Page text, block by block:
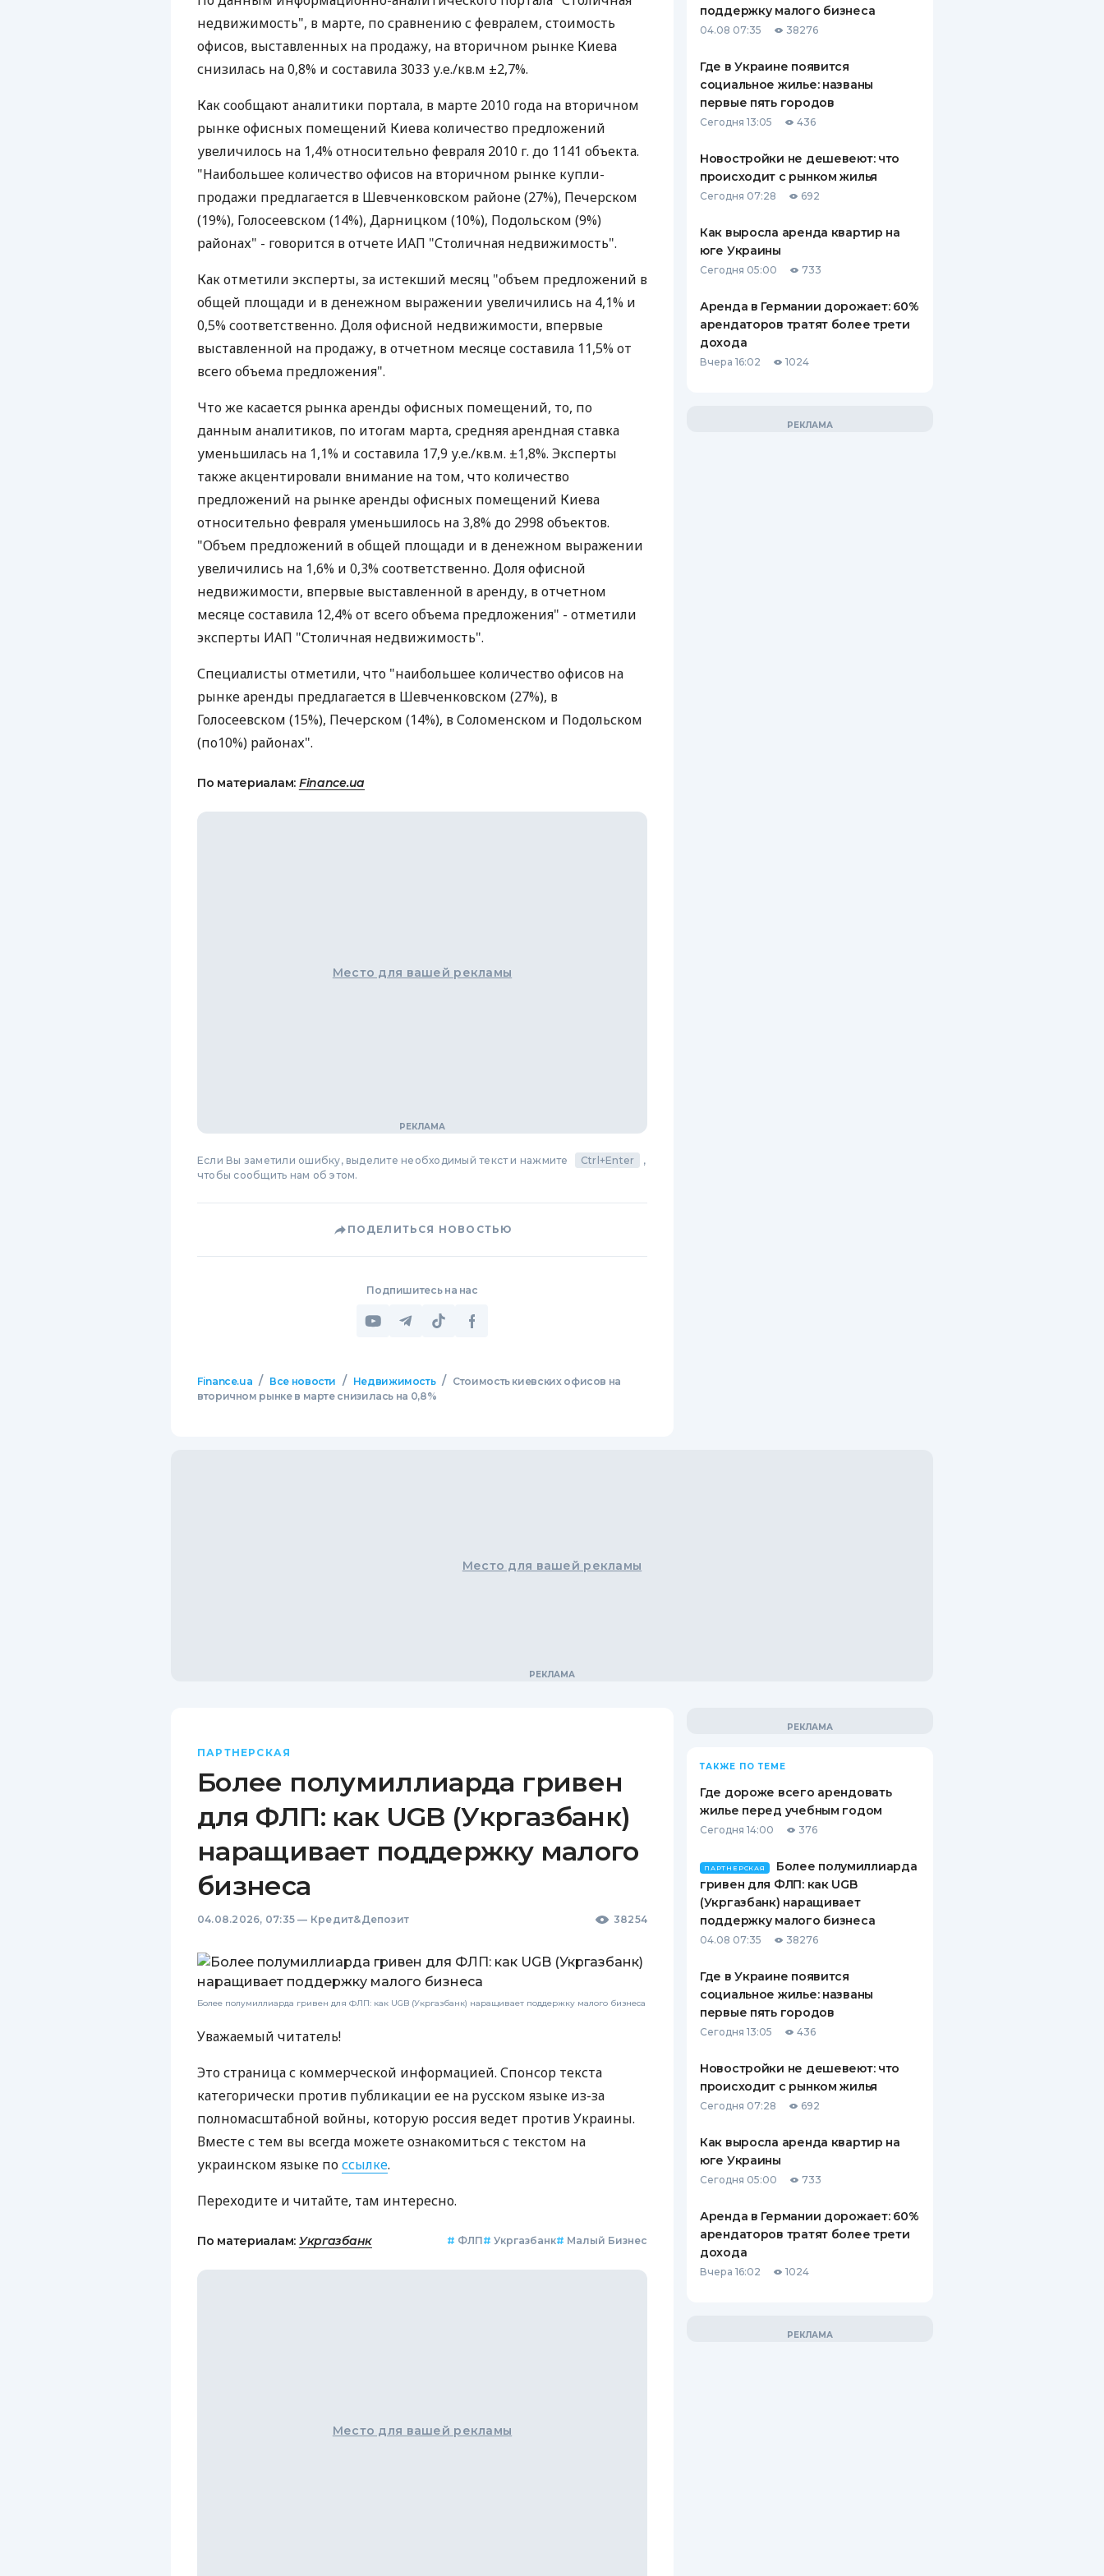
ЕЖЕМЕСЯЧНЫЙ ОБЗОР
КЕШБЭКА
ПУТЕВОДИТЕЛИ ПО
ВСЕ СТРАХОВЫЕ ПОЛИСЫ
СТРАХОВЫЕ КОМПАНИИ
КОМПАНИЯХ
недвижимость", в марте, по сравнению с февралем, стоимость
офисов, выставленных на продажу, на вторичном рынке Киева
снизилась на 0,8% и составила 3033 у.е./кв.м ±2,7%.
Как сообщают аналитики портала, в марте 2010 года на вторичном
рынке офисных помещений Киева количество предложений
увеличилось на 1,4% относительно февраля 2010 г. до 1141 объекта.
"Наибольшее количество офисов на вторичном рынке купли-
продажи предлагается в Шевченковском районе (27%), Печерском
(19%), Голосеевском (14%), Дарницком (10%), Подольском (9%)
районах" - говорится в отчете ИАП "Столичная недвижимость".
Как отметили эксперты, за истекший месяц "объем предложений в
общей площади и в денежном выражении увеличились на 4,1% и
0,5% соответственно. Доля офисной недвижимости, впервые
выставленной на продажу, в отчетном месяце составила 11,5% от
всего объема предложения".
Что же касается рынка аренды офисных помещений, то, по
данным аналитиков, по итогам марта, средняя арендная ставка
уменьшилась на 1,1% и составила 17,9 у.е./кв.м. ±1,8%. Эксперты
также акцентировали внимание на том, что количество
предложений на рынке аренды офисных помещений Киева
относительно февраля уменьшилось на 3,8% до 2998 объектов.
"Объем предложений в общей площади и в денежном выражении
увеличились на 1,6% и 0,3% соответственно. Доля офисной
недвижимости, впервые выставленной в аренду, в отчетном
месяце составила 12,4% от всего объема предложения" - отметили
эксперты ИАП "Столичная недвижимость".
Специалисты отметили, что "наибольшее количество офисов на
рынке аренды предлагается в Шевченковском (27%), в
Голосеевском (15%), Печерском (14%), в Соломенском и Подольском
(по10%) районах".
По материалам: Finance.ua
Место для вашей рекламы
Если Вы заметили ошибку, выделите необходимый текст и нажмите Ctrl+Enter
,
чтобы сообщить нам об этом.
ПОДЕЛИТЬСЯ НОВОСТЬЮ
Подпишитесь на нас
Finance.ua / Все новости / Недвижимость / Стоимость киевских офисов на
вторичном рынке в марте снизилась на 0,8%
поддержку малого бизнеса
04.08 07:35 38276
Где в Украине появится
социальное жилье: названы
первые пять городов
Сегодня 13:05 436
Новостройки не дешевеют: что
происходит с рынком жилья
Сегодня 07:28 692
Как выросла аренда квартир на
юге Украины
Сегодня 05:00 733
Аренда в Германии дорожает: 60%
арендаторов тратят более трети
дохода
Вчера 16:02 1024
Место для вашей рекламы
ПАРТНЕРСКАЯ
Более полумиллиарда гривен
для ФЛП: как UGB (Укргазбанк)
наращивает поддержку малого
бизнеса
04.08.2026, 07:35 — Кредит&Депозит 38254
Более полумиллиарда гривен для ФЛП: как UGB (Укргазбанк) наращивает поддержку малого бизнеса
Уважаемый читатель!
Это страница с коммерческой информацией. Спонсор текста
категорически против публикации ее на русском языке из-за
полномасштабной войны, которую россия ведет против Украины.
Вместе с тем вы всегда можете ознакомиться с текстом на
украинском языке поссылке.
Переходите и читайте, там интересно.
По материалам: Укргазбанк # ФЛП# Укргазбанк# Малый Бизнес
Место для вашей рекламы
ТАКЖЕ ПО ТЕМЕ
Где дороже всего арендовать
жилье перед учебным годом
Сегодня 14:00 376
ПАРТНЕРСКАЯ
Более полумиллиарда
гривен для ФЛП: как UGB
(Укргазбанк) наращивает
поддержку малого бизнеса
04.08 07:35 38276
Где в Украине появится
социальное жилье: названы
первые пять городов
Сегодня 13:05 436
Новостройки не дешевеют: что
происходит с рынком жилья
Сегодня 07:28 692
Как выросла аренда квартир на
юге Украины
Сегодня 05:00 733
Аренда в Германии дорожает: 60%
арендаторов тратят более трети
дохода
Вчера 16:02 1024